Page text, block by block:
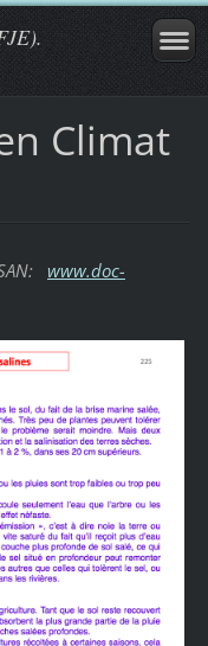
Climat
www.doc-